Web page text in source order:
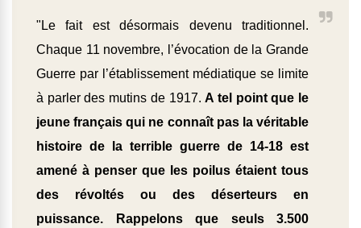
"Le fait est désormais devenu traditionnel.
Chaque 11 novembre, l’évocation de la Grande
Guerre par l’établissement médiatique se limite
à parler des mutins de 1917.A tel point que le
jeune français qui ne connaît pas la véritable
histoire de la terrible guerre de 14-18 est
amené à penser que les poilus étaient tous
des révoltés ou des déserteurs en
puissance. Rappelons que seuls 3.500